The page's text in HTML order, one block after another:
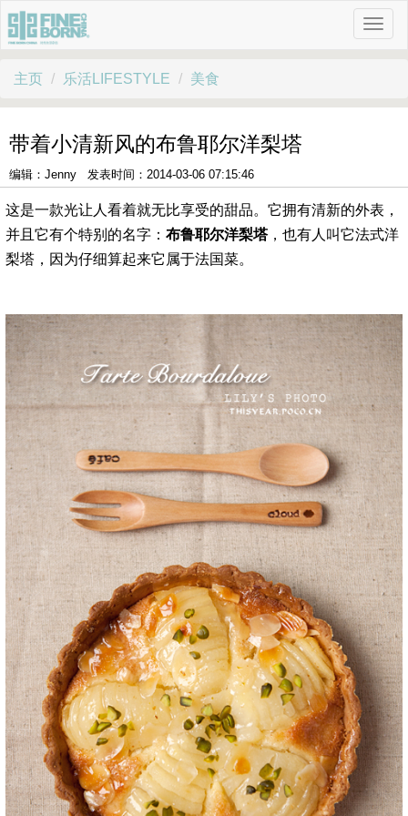
主页 乐活LIFESTYLE 美食
带着小清新风的布鲁耶尔洋梨塔
编辑：Jenny 发表时间：2014-03-06 07:15:46
这是一款光让人看着就无比享受的甜品。它拥有清新的外表，
并且它有个特别的名字： 布鲁耶尔洋梨塔，也有人叫它法式洋
梨塔，因为仔细算起来它属于法国菜。